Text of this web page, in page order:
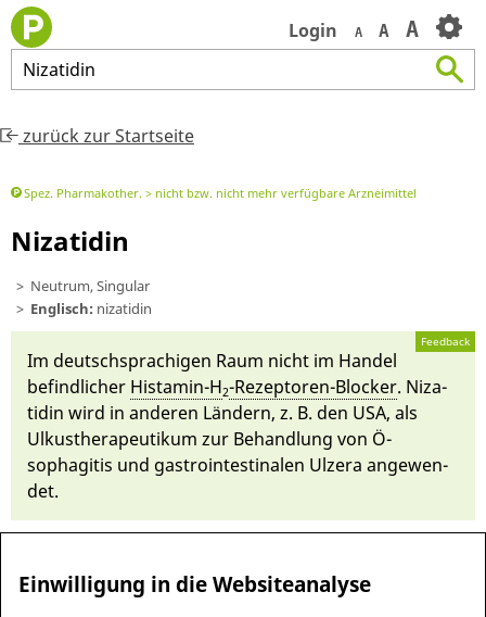
Login A A A
Nizatidin
zurück zur Startseite
Spez. Pharmakother. nicht bzw. nicht mehr verfügbare Arzneimittel
Nizatidin
Neutrum, Singular
Englisch: nizatidin
Feedback
Im deutsch­sprachi­gen Raum nicht im Handel
be­find­licher Histamin-H2-Rezeptoren-Blo­cker. Ni­za­
tidin wird in an­deren Län­dern, z. B. den USA, als
Ulkustherapeutikum zur Behandlung von Ö­
sophagitis und gastrointestinalen Ulze­ra an­gewen­
det.
Einwilligung in die Websiteanalyse